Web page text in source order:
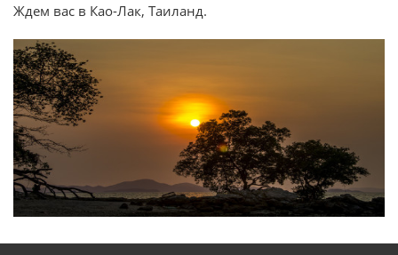
Ждем вас в Као-Лак, Таиланд.